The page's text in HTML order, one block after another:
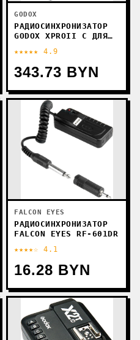
GODOX
РАДИОСИНХРОНИЗАТОР
GODOX XPROII C ДЛЯ
★★★★★ 4.9
343.73 BYN
FALCON EYES
РАДИОСИНХРОНИЗАТОР
FALCON EYES RF-601DR
★★★★☆ 4.1
16.28 BYN